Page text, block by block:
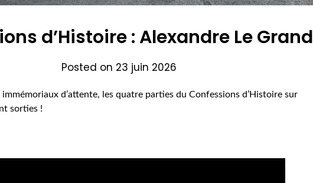
d’Histoire : Alexandre Le Grand
Posted on 23 juin 2026
d’attente, les quatre parties du Confessions d’Histoire sur
sorties !